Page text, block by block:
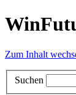
Zum Inhalt
Suchen